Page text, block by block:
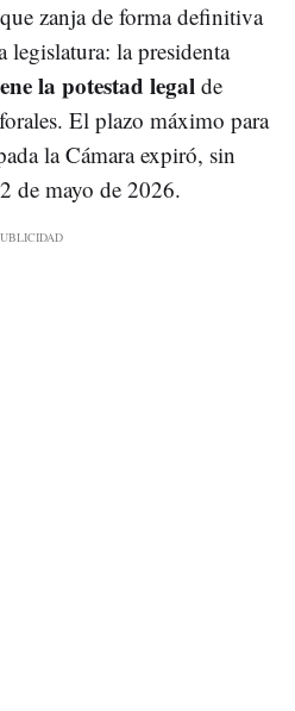
que zanja de forma definitiva
la presidenta
la potestad legal de
El plazo máximo para
la Cámara expiró, sin
de mayo de 2026.